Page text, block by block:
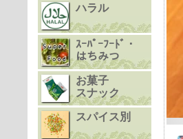
ハラル
ｽｰﾊﾟｰﾌｰﾄﾞ・
はちみつ
お菓子
スナック
スパイス別